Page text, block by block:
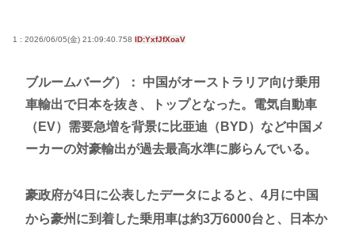
サムスン電子労組、総ストライキで「KOSPIを5000
商業施設でいきなり"ラリアット" 面識ない女子中学
生の顎を右腕で殴打 22歳女性を暴行容疑で逮捕
京大付属医の医療ミスこわすぎるな
ガキ「これインターネット老人会じゃんwww」ぼく
ロ！」ぼく「はぁ…」
(っ´ω`c)朝から幻想水滸伝スターリープのリセマラや
1 : 2026/06/05(金) 21:09:40.758 ID:YxfJfXoaV
ブルームバーグ）： 中国がオーストラリア向け乗用
車輸出で日本を抜き、トップとなった。電気自動車
（EV）需要急増を背景に比亜迪（BYD）など中国メ
ーカーの対豪輸出が過去最高水準に膨らんでいる。
豪政府が4日に公表したデータによると、4月に中国
から豪州に到着した乗用車は約3万6000台と、日本か